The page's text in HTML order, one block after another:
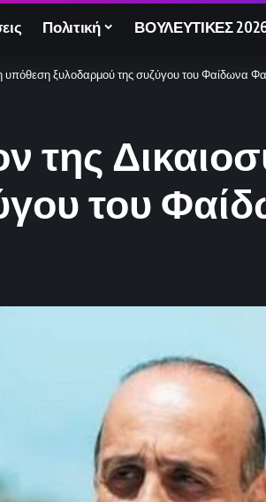
Πολιτική ΒΟΥΛΕΥΤΙΚΕΣ
υπόθεση ξυλοδαρμού της συζύγου του Φαίδωνα
της
του